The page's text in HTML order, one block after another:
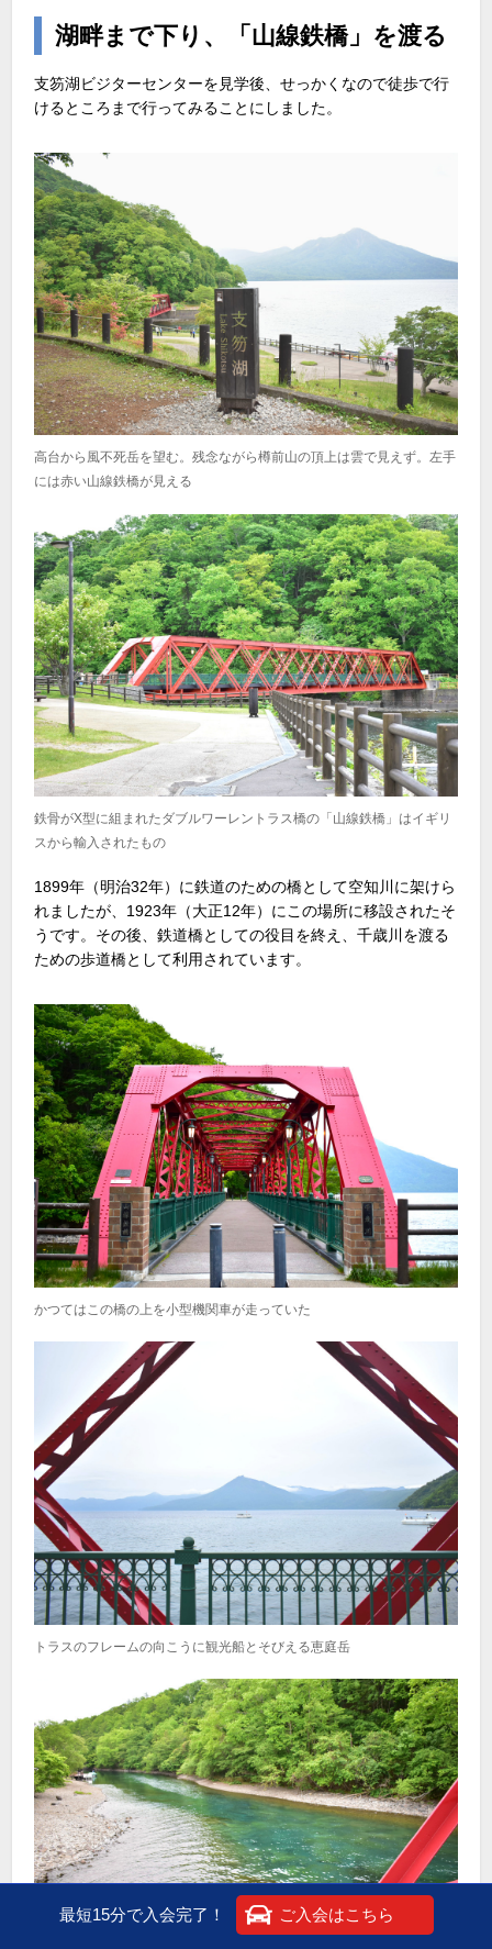
湖畔まで下り、「山線鉄橋」を渡る
支笏湖ビジターセンターを見学後、せっかくなので徒歩で行
けるところまで行ってみることにしました。
高台から風不死岳を望む。残念ながら樽前山の頂上は雲で見えず。左手
には赤い山線鉄橋が見える
鉄骨がX型に組まれたダブルワーレントラス橋の「山線鉄橋」はイギリ
スから輸入されたもの
1899年（明治32年）に鉄道のための橋として空知川に架けら
れましたが、1923年（大正12年）にこの場所に移設されたそ
うです。その後、鉄道橋としての役目を終え、千歳川を渡る
ための歩道橋として利用されています。
かつてはこの橋の上を小型機関車が走っていた
トラスのフレームの向こうに観光船とそびえる恵庭岳
最短15分で入会完了！ ご入会はこちら